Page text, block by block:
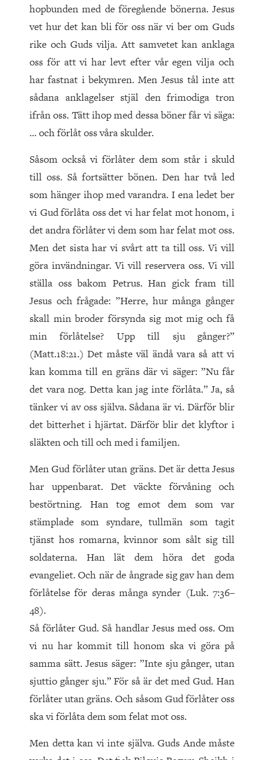
hopbunden med de föregående bönerna. Jesus
vet hur det kan bli för oss när vi ber om Guds
rike och Guds vilja. Att samvetet kan anklaga
oss för att vi har levt efter vår egen vilja och
har fastnat i bekymren. Men Jesus tål inte att
sådana anklagelser stjäl den frimodiga tron
ifrån oss. Tätt ihop med dessa böner får vi säga:
… och förlåt oss våra skulder.
Såsom också vi förlåter dem som står i skuld
till oss. Så fortsätter bönen. Den har två led
som hänger ihop med varandra. I ena ledet ber
vi Gud förlåta oss det vi har felat mot honom, i
det andra förlåter vi dem som har felat mot oss.
Men det sista har vi svårt att ta till oss. Vi vill
göra invändningar. Vi vill reservera oss. Vi vill
ställa oss bakom Petrus. Han gick fram till
Jesus och frågade: ”Herre, hur många gånger
skall min broder försynda sig mot mig och få
min förlåtelse? Upp till sju gånger?”
(Matt.18:21.) Det måste väl ändå vara så att vi
kan komma till en gräns där vi säger: ”Nu får
det vara nog. Detta kan jag inte förlåta.” Ja, så
tänker vi av oss själva. Sådana är vi. Därför blir
det bitterhet i hjärtat. Därför blir det klyftor i
släkten och till och med i familjen.
Men Gud förlåter utan gräns. Det är detta Jesus
har uppenbarat. Det väckte förvåning och
bestörtning. Han tog emot dem som var
stämplade som syndare, tullmän som tagit
tjänst hos romarna, kvinnor som sålt sig till
soldaterna. Han lät dem höra det goda
evangeliet. Och när de ångrade sig gav han dem
förlåtelse för deras många synder (Luk. 7:36–
48).
Så förlåter Gud. Så handlar Jesus med oss. Om
vi nu har kommit till honom ska vi göra på
samma sätt. Jesus säger: ”Inte sju gånger, utan
sjuttio gånger sju.” För så är det med Gud. Han
förlåter utan gräns. Och såsom Gud förlåter oss
ska vi förlåta dem som felat mot oss.
Men detta kan vi inte själva. Guds Ande måste